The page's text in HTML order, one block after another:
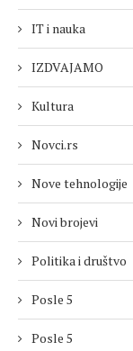
IT i nauka
IZDVAJAMO
Kultura
Novci.rs
Nove tehnologije
Novi brojevi
Politika i društvo
Posle 5
Posle 5